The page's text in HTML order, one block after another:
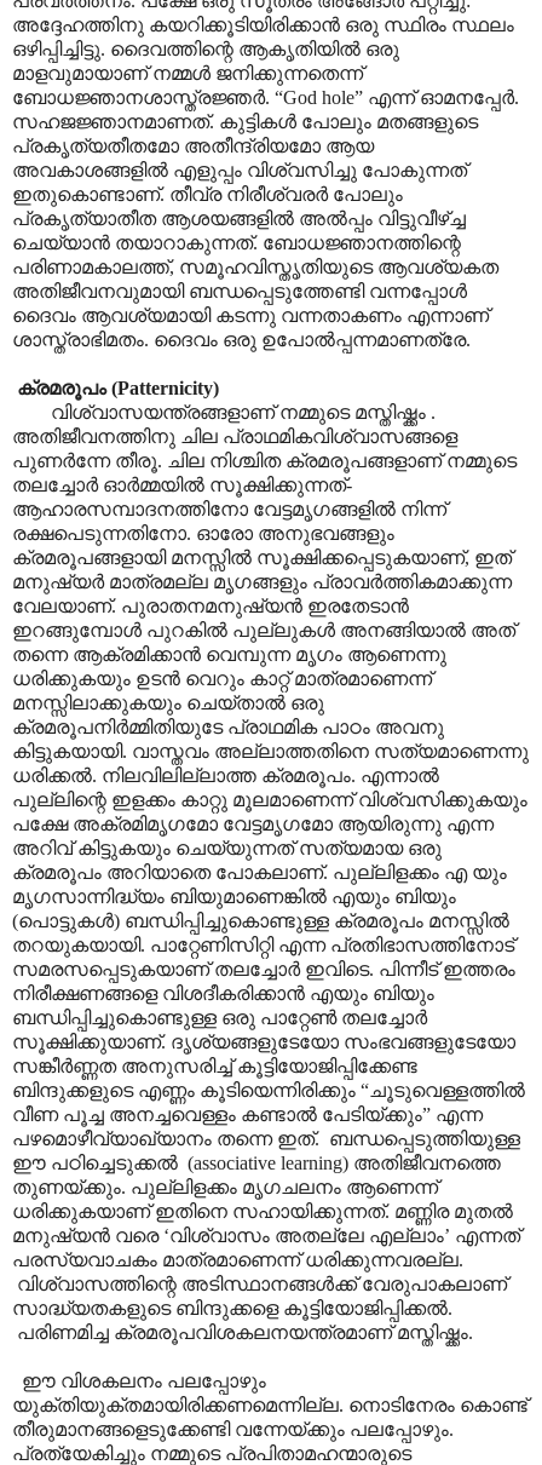
അദ്ദേഹത്തിനു കയറിക്കൂടിയിരിക്കാൻ ഒരു സ്ഥിരം സ്ഥലം
ഒഴിപ്പിച്ചിട്ടു. ദൈവത്തിന്റെ ആകൃതിയിൽ ഒരു
മാളവുമായാണ് നമ്മൾ ജനിക്കുന്നതെന്ന്
ബോധജ്ഞാനശാസ്ത്രജ്ഞർ. “God hole” എന്ന് ഓമനപ്പേർ.
സഹജജ്ഞാനമാണത്. കുട്ടികൾ പോലും മതങ്ങളുടെ
പ്രകൃത്യതീതമോ അതീന്ദ്രിയമോ ആയ
അവകാശങ്ങളിൽ എളുപ്പം വിശ്വസിച്ചു പോകുന്നത്
ഇതുകൊണ്ടാണ്. തീവ്ര നിരീശ്വരർ പോലും
പ്രകൃത്യാതീത ആശയങ്ങളിൽ അൽപ്പം വിട്ടുവീഴ്ച്ച
ചെയ്യാൻ തയാറാകുന്നത്. ബോധജ്ഞാനത്തിന്റെ
പരിണാമകാലത്ത്, സമൂഹവിസ്തൃതിയുടെ ആവശ്യകത
അതിജീവനവുമായി ബന്ധപ്പെടുത്തേണ്ടി വന്നപ്പോൾ
ദൈവം ആവശ്യമായി കടന്നു വന്നതാകണം എന്നാണ്
ശാസ്ത്രാഭിമതം. ദൈവം ഒരു ഉപോൽപ്പന്നമാണത്രേ.
ക്രമരൂപം (Patternicity)
വിശ്വാസയന്ത്രങ്ങളാണ് നമ്മുടെ മസ്തിഷ്ക്കം .
അതിജീവനത്തിനു ചില പ്രാഥമികവിശ്വാസങ്ങളെ
പുണർന്നേ തീരൂ. ചില നിശ്ചിത ക്രമരൂപങ്ങളാണ് നമ്മുടെ
തലച്ചോർ ഓർമ്മയിൽ സൂക്ഷിക്കുന്നത്-
ആഹാരസമ്പാദനത്തിനോ വേട്ടമൃഗങ്ങളിൽ നിന്ന്
രക്ഷപെടുന്നതിനോ. ഓരോ അനുഭവങ്ങളും
ക്രമരൂപങ്ങളായി മനസ്സിൽ സൂക്ഷിക്കപ്പെടുകയാണ്, ഇത്
മനുഷ്യർ മാത്രമല്ല മൃഗങ്ങളും പ്രാവർത്തികമാക്കുന്ന
വേലയാണ്. പുരാതനമനുഷ്യൻ ഇരതേടാൻ
ഇറങ്ങുമ്പോൾ പുറകിൽ പുല്ലുകൾ അനങ്ങിയാൽ അത്
തന്നെ ആക്രമിക്കാൻ വെമ്പുന്ന മൃഗം ആണെന്നു
ധരിക്കുകയും ഉടൻ വെറും കാറ്റ് മാത്രമാണെന്ന്
മനസ്സിലാക്കുകയും ചെയ്താൽ ഒരു
ക്രമരൂപനിർമ്മിതിയുടേ പ്രാഥമിക പാഠം അവനു
കിട്ടുകയായി. വാസ്തവം അല്ലാത്തതിനെ സത്യമാണെന്നു
ധരിക്കൽ. നിലവിലില്ലാത്ത ക്രമരൂപം. എന്നാൽ
പുല്ലിന്റെ ഇളക്കം കാറ്റു മൂലമാണെന്ന് വിശ്വസിക്കുകയും
പക്ഷേ അക്രമിമൃഗമോ വേട്ടമൃഗമോ ആയിരുന്നു എന്ന
അറിവ് കിട്ടുകയും ചെയ്യുന്നത് സത്യമായ ഒരു
ക്രമരൂപം അറിയാതെ പോകലാണ്. പുല്ലിളക്കം എ യും
മൃഗസാന്നിദ്ധ്യം ബിയുമാണെങ്കിൽ എയും ബിയും
(പൊട്ടുകൾ) ബന്ധിപ്പിച്ചുകൊണ്ടുള്ള ക്രമരൂപം മനസ്സിൽ
തറയുകയായി. പാറ്റേണിസിറ്റി എന്ന പ്രതിഭാസത്തിനോട്
സമരസപ്പെടുകയാണ് തലച്ചോർ ഇവിടെ. പിന്നീട് ഇത്തരം
നിരീക്ഷണങ്ങളെ വിശദീകരിക്കാൻ എയും ബിയും
ബന്ധിപ്പിച്ചുകൊണ്ടുള്ള ഒരു പാറ്റേൺ തലച്ചോർ
സൂക്ഷിക്കുയാണ്. ദൃശ്യങ്ങളുടേയോ സംഭവങ്ങളുടേയോ
സങ്കീർണ്ണത അനുസരിച്ച് കൂട്ടിയോജിപ്പിക്കേണ്ട
ബിന്ദുക്കളുടെ എണ്ണം കൂടിയെന്നിരിക്കും “ചൂടുവെള്ളത്തിൽ
വീണ പൂച്ച അനച്ചവെള്ളം കണ്ടാൽ പേടിയ്ക്കും” എന്ന
പഴമൊഴീവ്യാഖ്യാനം തന്നെ ഇത്. ബന്ധപ്പെടുത്തിയുള്ള
ഈ പഠിച്ചെടുക്കൽ (associative learning) അതിജീവനത്തെ
തുണയ്ക്കും. പുല്ലിളക്കം മൃഗചലനം ആണെന്ന്
ധരിക്കുകയാണ് ഇതിനെ സഹായിക്കുന്നത്. മണ്ണിര മുതൽ
മനുഷ്യൻ വരെ ‘വിശ്വാസം അതല്ലേ എല്ലാം’ എന്നത്
പരസ്യവാചകം മാത്രമാണെന്ന് ധരിക്കുന്നവരല്ല.
വിശ്വാസത്തിന്റെ അടിസ്ഥാനങ്ങൾക്ക് വേരുപാകലാണ്
സാദ്ധ്യതകളുടെ ബിന്ദുക്കളെ കൂട്ടിയോജിപ്പിക്കൽ.
പരിണമിച്ച ക്രമരൂപവിശകലനയന്ത്രമാണ് മസ്തിഷ്ക്കം.
ഈ വിശകലനം പലപ്പോഴും
യുക്തിയുക്തമായിരിക്കണമെന്നില്ല. നൊടിനേരം കൊണ്ട്
തീരുമാനങ്ങളെടുക്കേണ്ടി വന്നേയ്ക്കും പലപ്പോഴും.
പ്രത്യേകിച്ചും നമ്മുടെ പ്രപിതാമഹന്മാരുടെ